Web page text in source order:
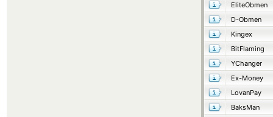
EliteObmen
D-Obmen
Kingex
BitFlaming
YChanger
Ex-Money
LovanPay
BaksMan